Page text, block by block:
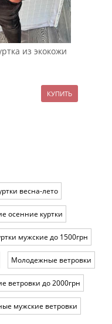
из экокожи
весна-лето
осенние куртки
мужские до 1500грн
Молодежные ветровки
ветровки до 2000грн
мужские ветровки